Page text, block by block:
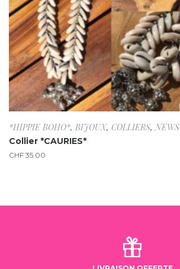
*HIPPIE BOHO*, BIJOUX, COLLIERS,NEWS
Collier *CAURIES*
CHF 35.00